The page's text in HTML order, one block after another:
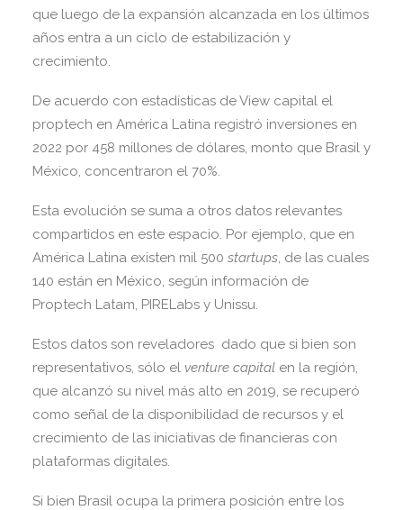
Search
que luego de la expansión alcanzada en los últimos
años entra a un ciclo de estabilización y
crecimiento.
De acuerdo con estadísticas de View capital el
proptech en América Latina registró inversiones en
2022 por 458 millones de dólares, monto que Brasil y
México, concentraron el 70%.
Esta evolución se suma a otros datos relevantes
compartidos en este espacio. Por ejemplo, que en
América Latina existen mil 500 startups, de las cuales
140 están en México, según información de
Proptech Latam, PIRELabs y Unissu.
Estos datos son reveladores dado que si bien son
representativos, sólo el venture capital en la región,
que alcanzó su nivel más alto en 2019, se recuperó
como señal de la disponibilidad de recursos y el
crecimiento de las iniciativas de financieras con
plataformas digitales.
Si bien Brasil ocupa la primera posición entre los